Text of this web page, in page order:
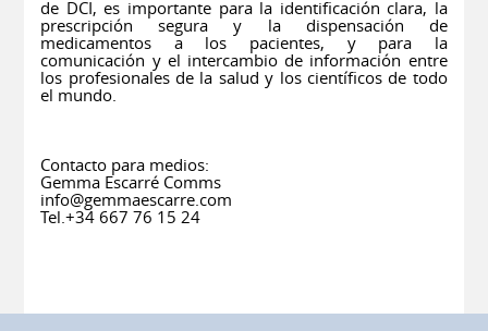
de DCI, es importante para la identificación clara, la
prescripción segura y la dispensación de
medicamentos a los pacientes, y para la
comunicación y el intercambio de información entre
los profesionales de la salud y los científicos de todo
el mundo.
Contacto para medios:
Gemma Escarré Comms
info@gemmaescarre.com
Tel.+34 667 76 15 24